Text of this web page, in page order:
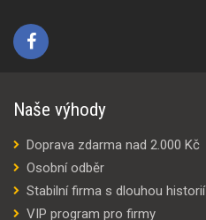
Naše výhody
Doprava zdarma nad 2.000 Kč
Osobní odběr
Stabilní firma s dlouhou historií
VIP program pro firmy